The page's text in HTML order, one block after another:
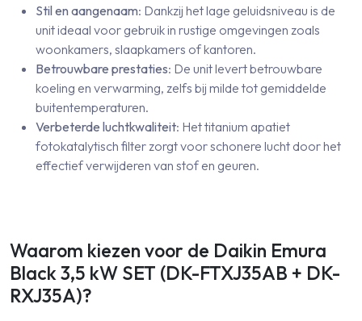
Stil en aangenaam: Dankzij het lage geluidsniveau is de
unit ideaal voor gebruik in rustige omgevingen zoals
woonkamers, slaapkamers of kantoren.
Betrouwbare prestaties: De unit levert betrouwbare
koeling en verwarming, zelfs bij milde tot gemiddelde
buitentemperaturen.
Verbeterde luchtkwaliteit: Het titanium apatiet
fotokatalytisch filter zorgt voor schonere lucht door het
effectief verwijderen van stof en geuren.
Waarom kiezen voor de Daikin Emura
Black 3,5 kW SET (DK-FTXJ35AB + DK-
RXJ35A)?